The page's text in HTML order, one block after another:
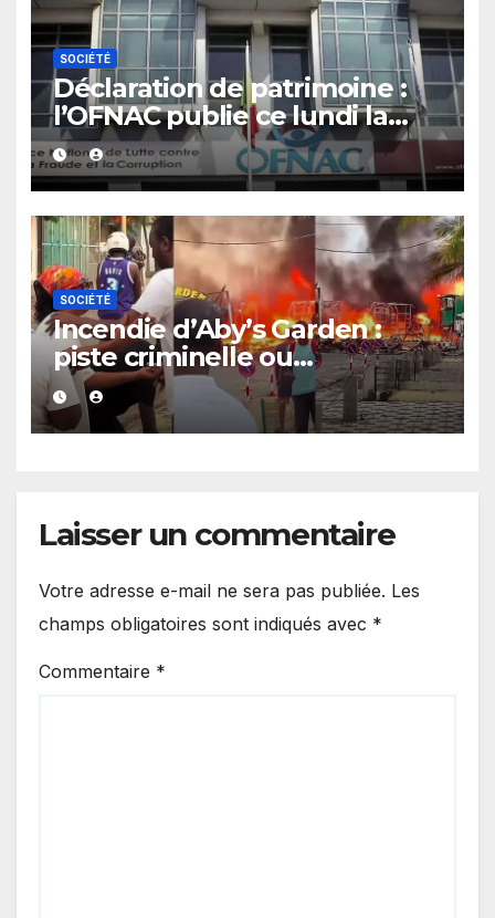
SOCIÉTÉ
Déclaration de patrimoine :
l’OFNAC publie ce lundi la
liste des assujettis sénégalais
SOCIÉTÉ
Incendie d’Aby’s Garden :
piste criminelle ou
accidentelle ? Me Abibatou
Samb conseille Aby Ndour
Laisser un commentaire
Votre adresse e-mail ne sera pas publiée. Les
champs obligatoires sont indiqués avec *
Commentaire *